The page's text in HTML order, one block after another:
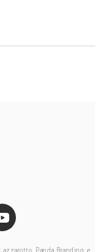
Panda Branding e